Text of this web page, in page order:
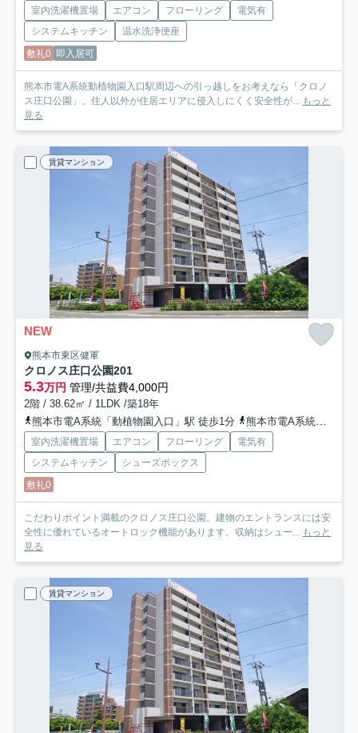
室内洗濯機置場 エアコン フローリング
電気有
システムキッチン
温水洗浄便座
敷礼0 即入居可
熊本市電A系統動植物園入口駅周辺への引っ越しをお考えなら「クロノ
ス庄口公園」。住人以外が住居エリアに侵入しにくく安全性が... もっと
見る
賃貸マンション
NEW
熊本市東区健軍
クロノス庄口公園201
5.3万円 管理/共益費4,000円
2階 / 38.62㎡ / 1LDK /築18年
熊本市電A系統「動植物園入口」駅 徒歩1分
熊本市電A系統「健軍交番前」駅 徒歩3分
室内洗濯機置場 エアコン フローリング
電気有
システムキッチン
シューズボックス
敷礼0
こだわりポイント満載のクロノス庄口公園。建物のエントランスには安
全性に優れているオートロック機能があります。収納はシュー... もっと
見る
賃貸マンション